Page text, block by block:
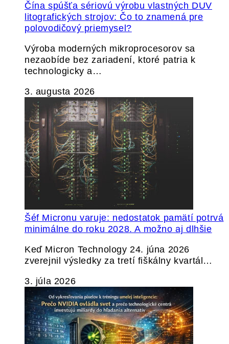
Čína spúšťa sériovú výrobu vlastných DUV
litografických strojov: Čo to znamená pre
polovodičový priemysel?
Výroba moderných mikroprocesorov sa
nezaobíde bez zariadení, ktoré patria k
technologicky a…
3. augusta 2026
Šéf Micronu varuje: nedostatok pamätí potrvá
minimálne do roku 2028. A možno aj dlhšie
Keď Micron Technology 24. júna 2026
zverejnil výsledky za tretí fiškálny kvartál…
3. júla 2026